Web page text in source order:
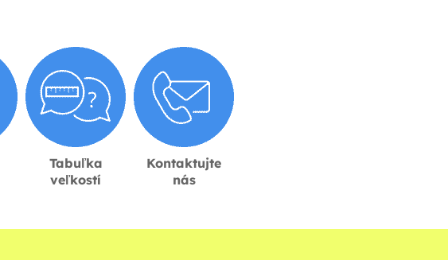
Tabuľka
veľkostí
Kontaktujte
nás